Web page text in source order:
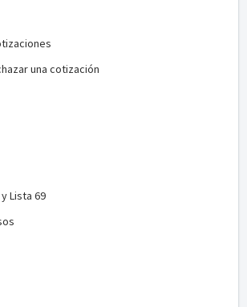
una cotización
Lista 69